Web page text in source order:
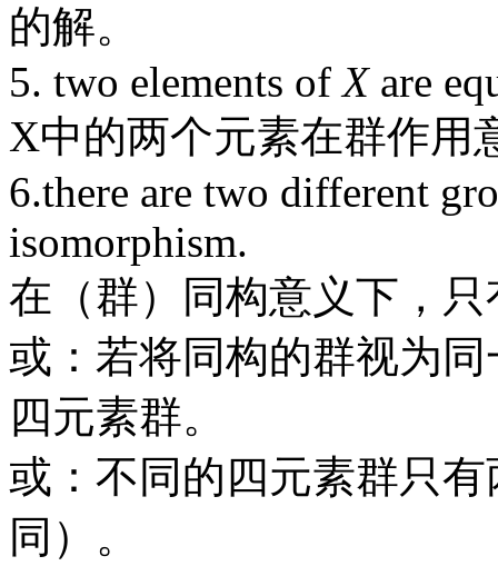
的解。
5. two elements ofXare
X中的两个元素在群作用
6.there are two different
isomorphism.
在（群）同构意义下，
或：若将同构的群视为
四元素群。
或：不同的四元素群只
同）。